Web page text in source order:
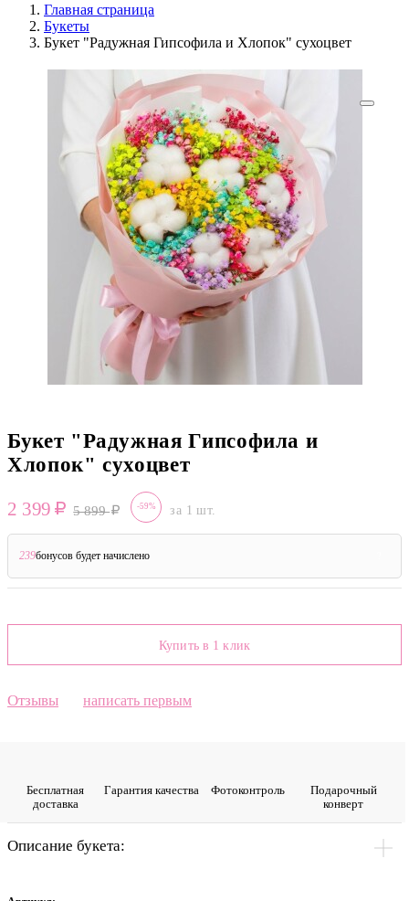
Главная страница
Букеты
Букет "Радужная Гипсофила и Хлопок" сухоцвет
Букет "Радужная Гипсофила и
Хлопок" сухоцвет
2 399 5 899 -59% за 1 шт.
239бонусов будет начислено
Купить в 1 клик
Отзывы написать первым
Бесплатная
доставка
Гарантия качества Фото­контроль
Подарочный
конверт
Описание букета: